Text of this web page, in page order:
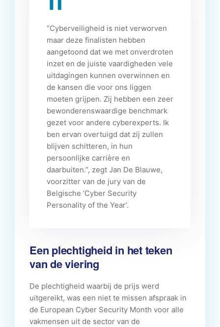
“Cyberveiligheid is niet verworven
maar deze finalisten hebben
aangetoond dat we met onverdroten
inzet en de juiste vaardigheden vele
uitdagingen kunnen overwinnen en
de kansen die voor ons liggen
moeten grijpen. Zij hebben een zeer
bewonderenswaardige benchmark
gezet voor andere cyberexperts. Ik
ben ervan overtuigd dat zij zullen
blijven schitteren, in hun
persoonlijke carrière en
daarbuiten.”, zegt Jan De Blauwe,
voorzitter van de jury van de
Belgische ‘Cyber Security
Personality of the Year’.
Een plechtigheid in het teken
van de viering
De plechtigheid waarbij de prijs werd
uitgereikt, was een niet te missen afspraak in
de European Cyber Security Month voor alle
vakmensen uit de sector van de